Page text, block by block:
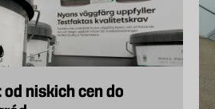
od niskich cen do